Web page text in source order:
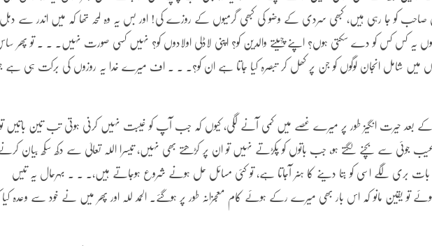
صاحب کو جا رہی ہیں، کبھی سردی کے وضو کی کبھی گرمیوں کے روزے کی! اور بس یہ وہ لمحہ تھا کہ میں اندر سے دہل
یہ کس کس کو دے سکتی ہوں؟ اپنے چہیتے والدین کو؟ اپنی لاڈلی اولادوں کو؟ نہیں کسی صورت نہیں۔ ۔ ۔ تو پھر
میں شامل انجان لوگوں کو جن پر کھل کر تبصرہ کیا جاتا ہے ان کو؟۔ ۔ ۔ اف میرے خدا یہ روزوں کی برکت ہی ہے
بعد حیرت انگیز طور پر میرے غصے میں کمی آنے لگی، کیوں کہ جب آپ کو غیبت نہیں کرنی ہوتی تب تین باتیں تو
جوئی سے بچنے لگتے ہو، جب باتوں کو پکڑتے نہیں تو ان پر کڑھتے بھی نہیں، تیسرا اللہ تعالیٰ سے دکھ سکھ بیان کرنے
بری لگے اسی کو بتا دینے کا ہنر آجاتا ہے، تو کئی مسائل حل ہونے شروع ہوجاتے ہیں،۔ ۔ ۔ بہرحال یہ تیس
تو یقین مانو کہ اس بار بھی میرے رکے ہوئے کام معجزانہ طور پر ہوگئے۔ الحمد للہ اور پھر میں نے خود سے وعدہ کیا